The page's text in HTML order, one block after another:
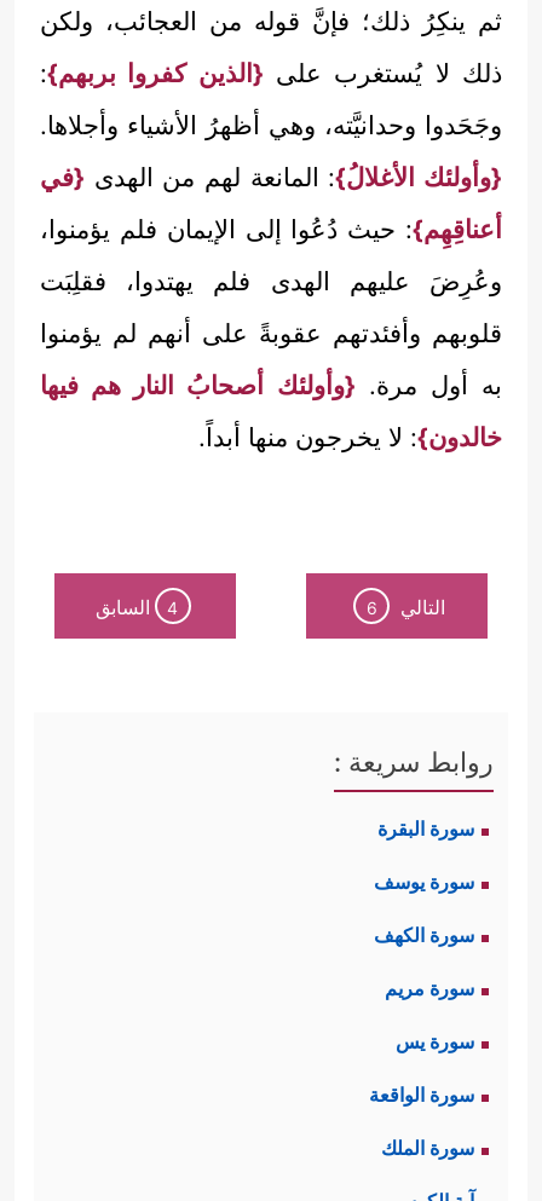
ثم ينكِرُ ذلك؛ فإنَّ قوله من العجائب، ولكن
ذلك لا يُستغرب على {الذين كفروا بربهم}:
وجَحَدوا وحدانيَّته، وهي أظهرُ الأشياء وأجلاها.
{وأولئك الأغلالُ}: المانعة لهم من الهدى {في
أعناقِهِم}: حيث دُعُوا إلى الإيمان فلم يؤمنوا،
وعُرِضَ عليهم الهدى فلم يهتدوا، فقلِبَت
قلوبهم وأفئدتهم عقوبةً على أنهم لم يؤمنوا
به أول مرة. {وأولئك أصحابُ النار هم فيها
خالدون}: لا يخرجون منها أبداً.
التالي 6
4 السابق
روابط سريعة :
سورة البقرة
سورة يوسف
سورة الكهف
سورة مريم
سورة يس
سورة الواقعة
سورة الملك